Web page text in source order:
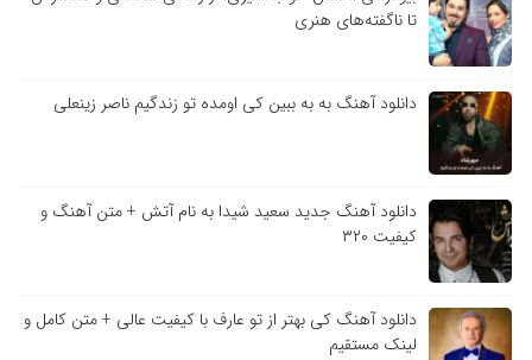
تا ناگفته‌های هنری
دانلود آهنگ به به ببین کی اومده تو زندگیم ناصر زینعلی
دانلود آهنگ جدید سعید شیدا به نام آتش + متن آهنگ و
کیفیت ۳۲۰
دانلود آهنگ کی بهتر از تو عارف با کیفیت عالی + متن کامل و
لینک مستقیم